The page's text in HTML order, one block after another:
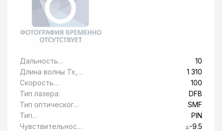
Дальность
передачи, км:
10
Длина волны Tx,
нм:
1 310
Скорость
передачи
данных, Гбит/c:
100
Тип лазера:
DFB
Тип оптического
волокна:
SMF
Тип
фотоприемника:
PIN
Чувствительност
≤-9.5